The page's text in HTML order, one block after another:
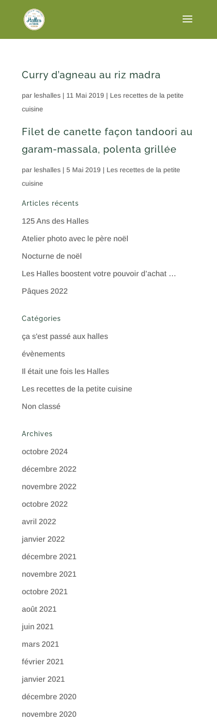
Curry d’agneau au riz madra
par leshalles| 11 Mai 2019 | Les recettes de la petite
cuisine
Filet de canette façon tandoori au
garam-massala, polenta grillée
par leshalles| 5 Mai 2019 | Les recettes de la petite
cuisine
Articles récents
125 Ans des Halles
Atelier photo avec le père noël
Nocturne de noël
Les Halles boostent votre pouvoir d’achat …
Pâques 2022
Catégories
ça s'est passé aux halles
évènements
Il était une fois les Halles
Les recettes de la petite cuisine
Non classé
Archives
octobre 2024
décembre 2022
novembre 2022
octobre 2022
avril 2022
janvier 2022
décembre 2021
novembre 2021
octobre 2021
août 2021
juin 2021
mars 2021
février 2021
janvier 2021
décembre 2020
novembre 2020